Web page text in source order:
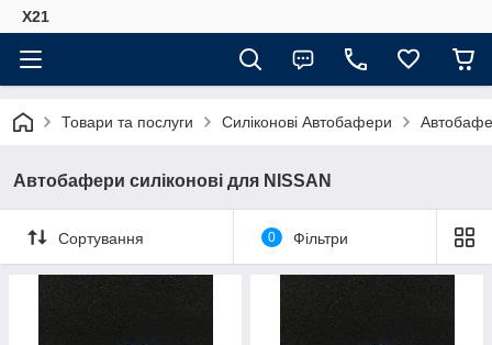
Х21
Товари та послуги Силіконові Автобафери
Автобафери силіконові для NISSAN
Сортування 0 Фільтри